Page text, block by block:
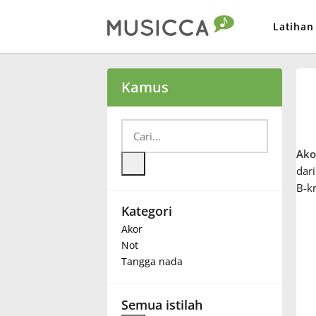
Latihan
Български
Deutsch
Español
Kamus
Kategori
Akor
Not
Tangga nada
Semua istilah
B-